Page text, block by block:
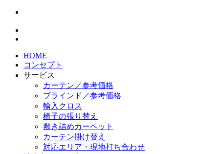
HOME
コンセプト
サービス
カーテン／参考価格
ブラインド／参考価格
輸入クロス
椅子の張り替え
敷き詰めカーペット
カーテン掛け替え
対応エリア・現地打ち合わせ